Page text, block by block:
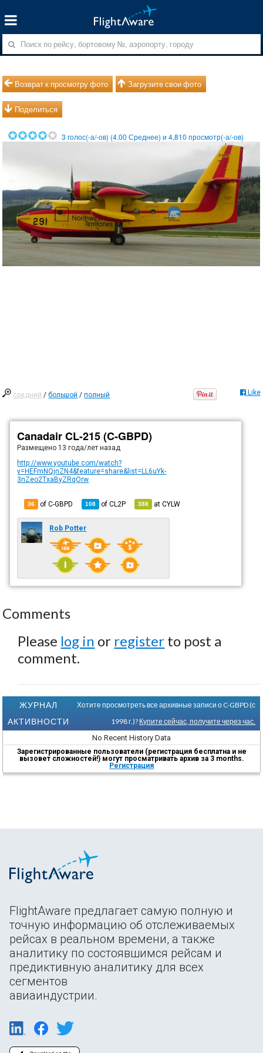
Возврат к просмотру фото Загрузите свои фото
Поделиться
3 голос(-а/-ов) (4.00 Среднее) и4,810 просмотр(-а/-ов)
средний /большой /полный Like
Canadair CL-215 (C-GBPD)
Размещено 13 года/лет назад
http://www.youtube.com/watch?
v=HEFmNQjnZN4&feature=share&list=LL6uYk-
3nZeo2TxaByZRqOrw
36 of C-GBPD 108 ofCL2P 388 atCYLW
Rob Potter
Comments
Please log in or register to post a
comment.
ЖУРНАЛ
АКТИВНОСТИ
Хотите просмотреть все архивные записи о C-GBPD (с
1998 г.)? Купите сейчас, получите через час.
No Recent History Data
Зарегистрированные пользователи (регистрация бесплатна и не
вызовет сложностей!) могут просматривать архив за 3 months.
Регистрация
FlightAware предлагает самую полную и
точную информацию об отслеживаемых
рейсах в реальном времени, а также
аналитику по состоявшимся рейсам и
предиктивную аналитику для всех
сегментов
авиаиндустрии.